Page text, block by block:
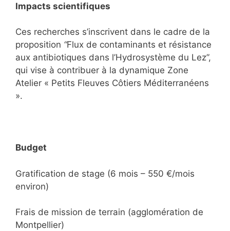
Impacts scientifiques
Ces recherches s’inscrivent dans le cadre de la
proposition “Flux de contaminants et résistance
aux antibiotiques dans l’Hydrosystème du Lez”,
qui vise à contribuer à la dynamique Zone
Atelier « Petits Fleuves Côtiers Méditerranéens
».
Budget
Gratification de stage (6 mois – 550 €/mois
environ)
Frais de mission de terrain (agglomération de
Montpellier)